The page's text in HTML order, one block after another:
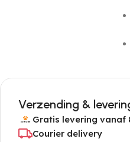
Verzending &
Gratis levering vanaf
Courier delivery